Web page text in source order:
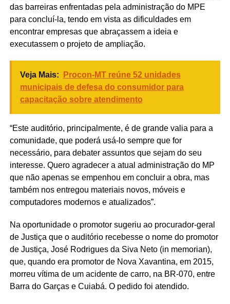
das barreiras enfrentadas pela administração do MPE
para concluí-la, tendo em vista as dificuldades em
encontrar empresas que abraçassem a ideia e
executassem o projeto de ampliação.
Veja Mais:
Procon-MT reúne 52 unidades
municipais de defesa do consumidor para
capacitação sobre atendimento
“Este auditório, principalmente, é de grande valia para a
comunidade, que poderá usá-lo sempre que for
necessário, para debater assuntos que sejam do seu
interesse. Quero agradecer a atual administração do MP
que não apenas se empenhou em concluir a obra, mas
também nos entregou materiais novos, móveis e
computadores modernos e atualizados”.
Na oportunidade o promotor sugeriu ao procurador-geral
de Justiça que o auditório recebesse o nome do promotor
de Justiça, José Rodrigues da Siva Neto (in memorian),
que, quando era promotor de Nova Xavantina, em 2015,
morreu vítima de um acidente de carro, na BR-070, entre
Barra do Garças e Cuiabá. O pedido foi atendido.